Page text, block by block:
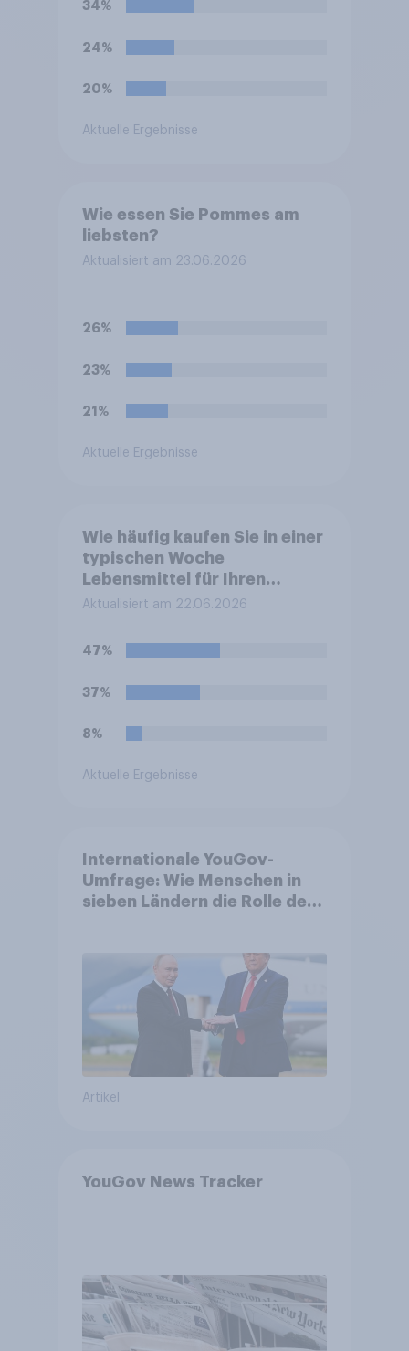
kritisiert. Inwieweit würde
Ihre Kaufentscheidung für
beeinflussen?
34%
24%
20%
Aktuelle Ergebnisse
Wie essen Sie Pommes am
liebsten?
Aktualisiert am 23.06.2026
26%
23%
21%
Aktuelle Ergebnisse
Wie häufig kaufen Sie in einer
typischen Woche
Lebensmittel für Ihren
eigenen Haushalt in einem
ein?
Aktualisiert am 22.06.2026
47%
37%
8%
Aktuelle Ergebnisse
Internationale YouGov-
Umfrage: Wie Menschen in
sieben Ländern die Rolle der
Bedrohungen und Bündnisse
bewerten
Artikel
YouGov News Tracker